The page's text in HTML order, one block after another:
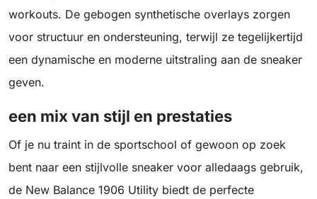
workouts. De gebogen synthetische overlays zorgen
voor structuur en ondersteuning, terwijl ze tegelijkertijd
een dynamische en moderne uitstraling aan de sneaker
geven.
een mix van stijl en prestaties
Of je nu traint in de sportschool of gewoon op zoek
bent naar een stijlvolle sneaker voor alledaags gebruik,
de New Balance 1906 Utility biedt de perfecte